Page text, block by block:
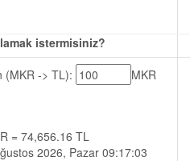
istermisiniz?
(MKR -> TL):
MKR
= 74,656.16 TL
2026, Pazar 09:17:03